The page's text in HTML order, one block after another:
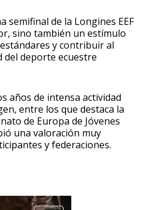
semifinal de la Longines EEF
sino también un estímulo
y contribuir al
del deporte ecuestre
años de intensa actividad
entre los que destaca la
de Europa de Jóvenes
una valoración muy
y federaciones.